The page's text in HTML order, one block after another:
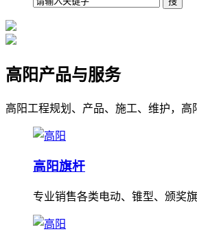
高阳产品与服务
高阳工程规划、产品、施工、维护，高
高阳旗杆
专业销售各类电动、锥型、颁奖